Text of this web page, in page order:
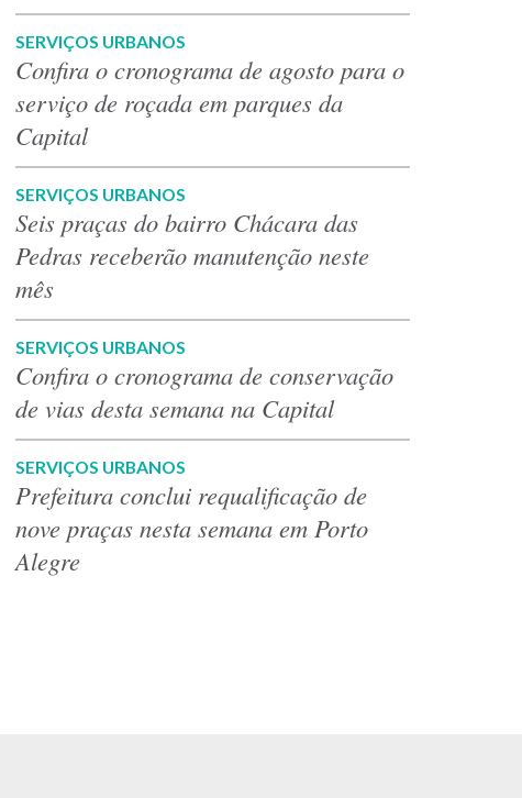
SERVIÇOS URBANOS
Confira o cronograma de agosto para o
serviço de roçada em parques da
Capital
SERVIÇOS URBANOS
Seis praças do bairro Chácara das
Pedras receberão manutenção neste
mês
SERVIÇOS URBANOS
Confira o cronograma de conservação
de vias desta semana na Capital
SERVIÇOS URBANOS
Prefeitura conclui requalificação de
nove praças nesta semana em Porto
Alegre